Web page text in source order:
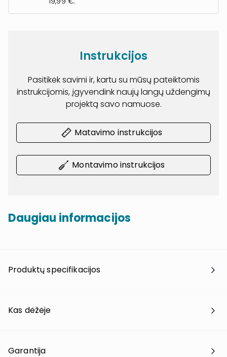
Instrukcijos
Pasitikėk savimi ir, kartu su mūsų pateiktomis
instrukcijomis, įgyvendink naujų langų uždengimų
projektą savo namuose.
Matavimo instrukcijos
Montavimo instrukcijos
Daugiau informacijos
Produktų specifikacijos
Kas dėžėje
Garantija